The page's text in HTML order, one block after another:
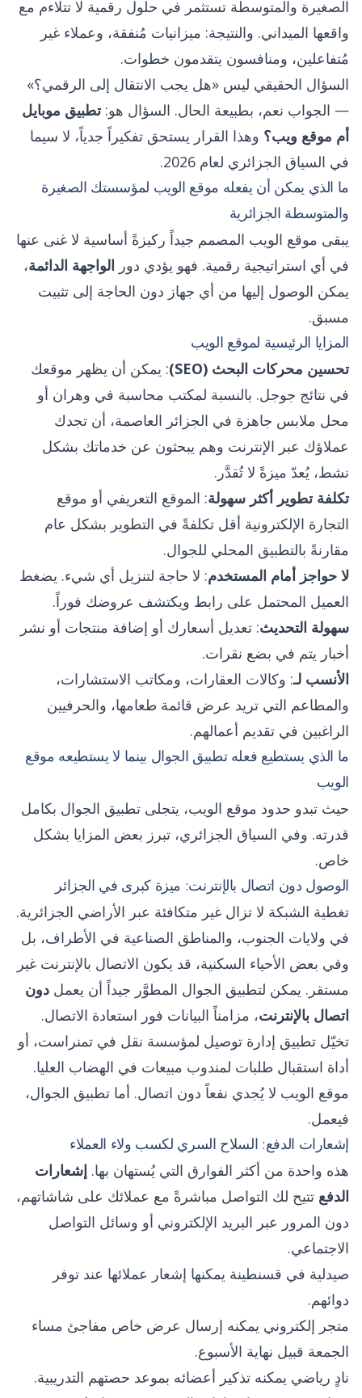
الصغيرة والمتوسطة تستثمر في حلول رقمية لا تتلاءم مع
واقعها الميداني. والنتيجة: ميزانيات مُنفقة، وعملاء غير
مُتفاعلين، ومنافسون يتقدمون خطوات.
السؤال الحقيقي ليس «هل يجب الانتقال إلى الرقمي؟»
— الجواب نعم، بطبيعة الحال. السؤال هو:تطبيق موبايل
أم موقع ويب؟ وهذا القرار يستحق تفكيراً جدياً، لا سيما
في السياق الجزائري لعام 2026.
ما الذي يمكن أن يفعله موقع الويب لمؤسستك الصغيرة
والمتوسطة الجزائرية
يبقى موقع الويب المصمم جيداً ركيزةً أساسية لا غنى عنها
في أي استراتيجية رقمية. فهو يؤدي دور الواجهة الدائمة،
يمكن الوصول إليها من أي جهاز دون الحاجة إلى تثبيت
مسبق.
المزايا الرئيسية لموقع الويب
تحسين محركات البحث (SEO)
: يمكن أن يظهر موقعك
في نتائج جوجل. بالنسبة لمكتب محاسبة في وهران أو
محل ملابس جاهزة في الجزائر العاصمة، أن تجدك
عملاؤك عبر الإنترنت وهم يبحثون عن خدماتك بشكل
نشط، يُعدّ ميزةً لا تُقدَّر.
تكلفة تطوير أكثر سهولة: الموقع التعريفي أو موقع
التجارة الإلكترونية أقل تكلفةً في التطوير بشكل عام
مقارنةً بالتطبيق المحلي للجوال.
لا حواجز أمام المستخدم: لا حاجة لتنزيل أي شيء. يضغط
العميل المحتمل على رابط ويكتشف عروضك فوراً.
سهولة التحديث: تعديل أسعارك أو إضافة منتجات أو نشر
أخبار يتم في بضع نقرات.
الأنسب لـ: وكالات العقارات، ومكاتب الاستشارات،
والمطاعم التي تريد عرض قائمة طعامها، والحرفيين
الراغبين في تقديم أعمالهم.
ما الذي يستطيع فعله تطبيق الجوال بينما لا يستطيعه موقع
الويب
حيث تبدو حدود موقع الويب، يتجلى تطبيق الجوال بكامل
قدرته. وفي السياق الجزائري، تبرز بعض المزايا بشكل
خاص.
الوصول دون اتصال بالإنترنت: ميزة كبرى في الجزائر
تغطية الشبكة لا تزال غير متكافئة عبر الأراضي الجزائرية.
في ولايات الجنوب، والمناطق الصناعية في الأطراف، بل
وفي بعض الأحياء السكنية، قد يكون الاتصال بالإنترنت غير
مستقر. يمكن لتطبيق الجوال المطوَّر جيداً أن يعمل دون
اتصال بالإنترنت، مزامناً البيانات فور استعادة الاتصال.
تخيّل تطبيق إدارة توصيل لمؤسسة نقل في تمنراست، أو
أداة استقبال طلبات لمندوب مبيعات في الهضاب العليا.
موقع الويب لا يُجدي نفعاً دون اتصال. أما تطبيق الجوال،
فيعمل.
إشعارات الدفع: السلاح السري لكسب ولاء العملاء
هذه واحدة من أكثر الفوارق التي يُستهان بها. إشعارات
الدفع تتيح لك التواصل مباشرةً مع عملائك على شاشاتهم،
دون المرور عبر البريد الإلكتروني أو وسائل التواصل
الاجتماعي.
صيدلية في قسنطينة يمكنها إشعار عملائها عند توفر
دوائهم.
متجر إلكتروني يمكنه إرسال عرض خاص مفاجئ مساء
الجمعة قبيل نهاية الأسبوع.
نادٍ رياضي يمكنه تذكير أعضائه بموعد حصتهم التدريبية.